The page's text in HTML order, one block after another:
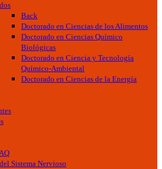
Back
Doctorado en Ciencias de los Alimentos
Doctorado en Ciencias Químico
Biológicas
Doctorado en Ciencia y Tecnología
Químico-Ambiental
Doctorado en Ciencias de la Energía
Sistema Nervioso